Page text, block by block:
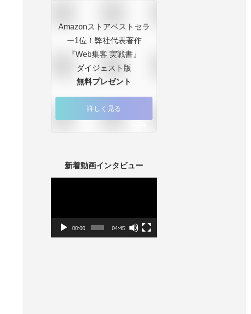
Amazonストアベストセラ
ー1位！弊社代表著作
『Web集客 実戦書』
ダイジェスト版
無料プレゼント
詳しく見る
新着動画インタビュー
動
00:00 04:45